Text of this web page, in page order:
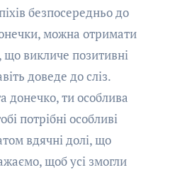
безпосередньо до
можна отримати
викличе позитивні
доведе до сліз.
донечко, ти особлива
потрібні особливі
вдячні долі, що
щоб усі змогли